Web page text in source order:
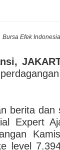
Bursa Efek
berita
Expert
level